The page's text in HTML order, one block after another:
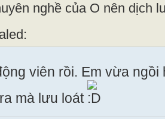
nghề của O nên dịch
viên rồi. Em vừa
mà lưu loát